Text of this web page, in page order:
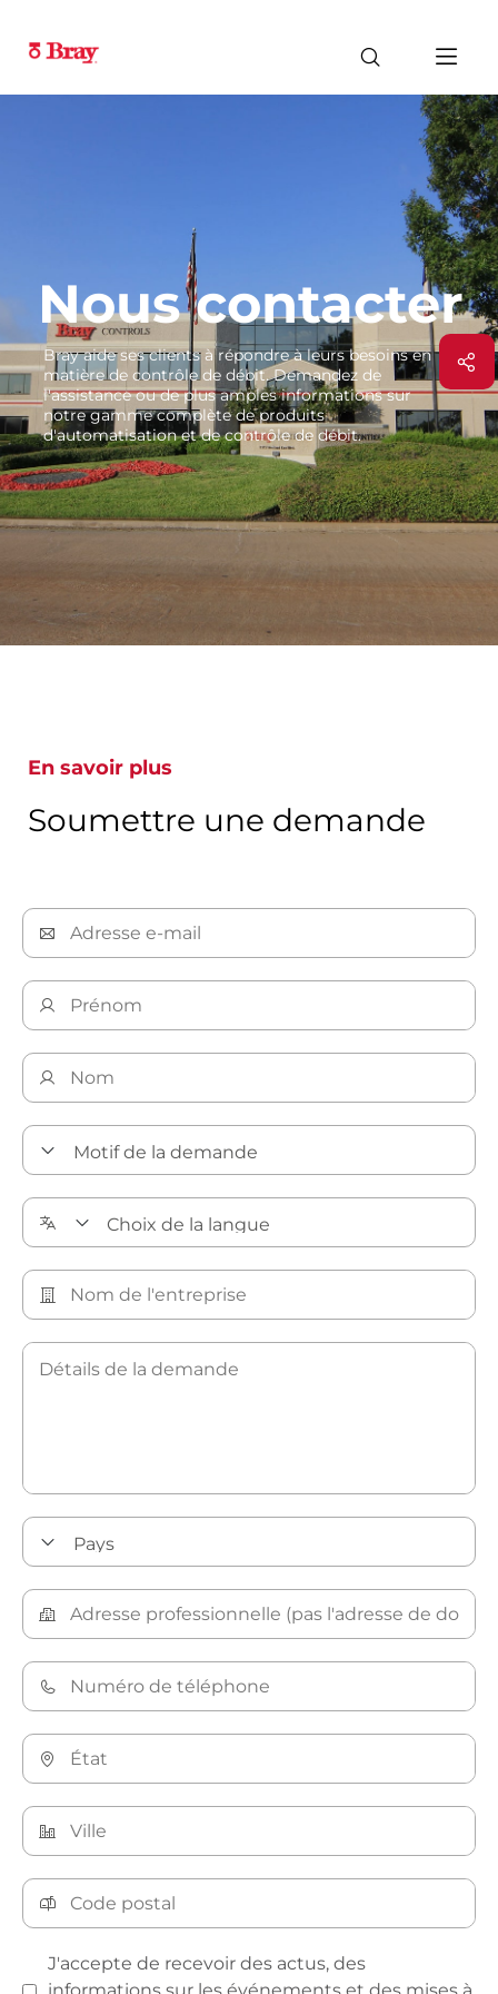
Nous contacter
Bray aide ses clients à répondre à leurs besoins en
matière de contrôle de débit. Demandez de
l'assistance ou de plus amples informations sur
notre gamme complète de produits
d'automatisation et de contrôle de débit.
En savoir plus
Soumettre une demande
J'accepte de recevoir des actus, des